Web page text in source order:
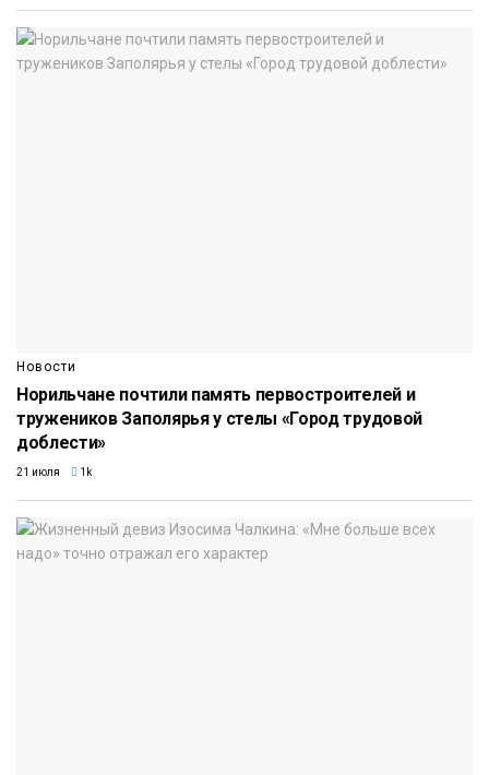
Новости
Норильчане почтили память первостроителей и
тружеников Заполярья у стелы «Город трудовой
доблести»
21 июля 1k